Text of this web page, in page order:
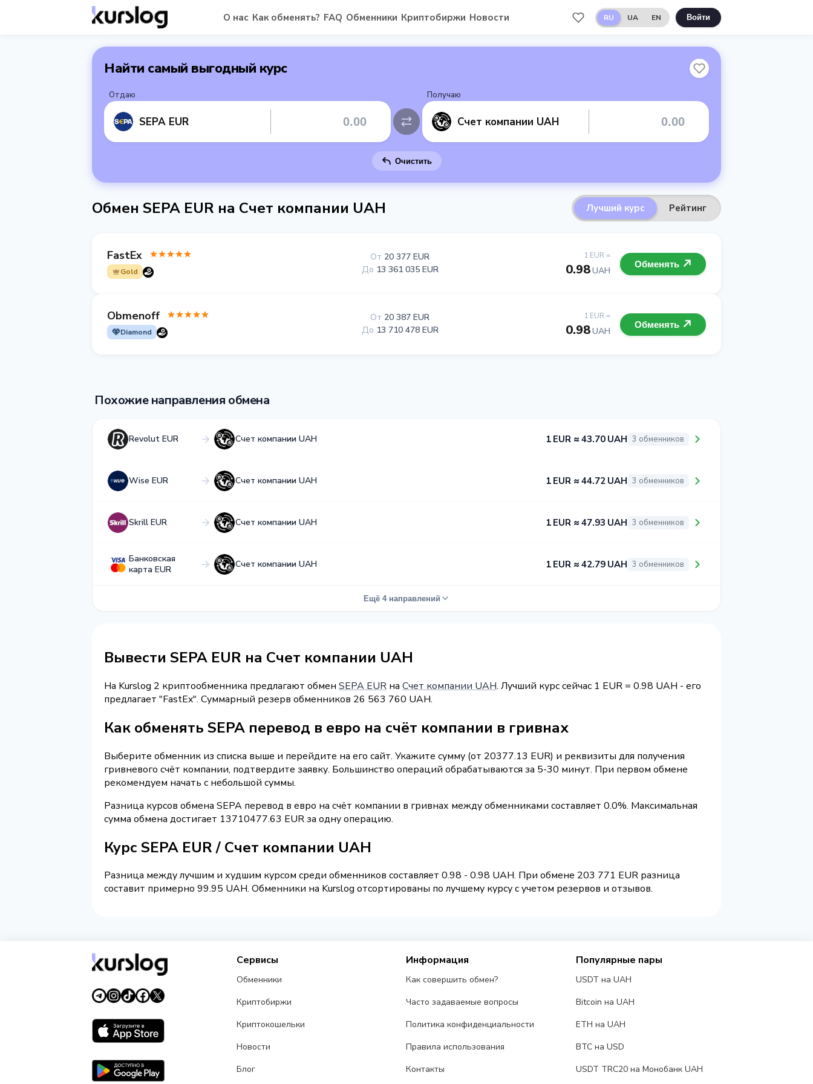
О нас Как обменять? FAQ Обменники Криптобиржи Новости RU UA EN Войти
Найти самый выгодный курс
Отдаю
SEPA EUR
Получаю
Счет компании UAH
Очистить
Обмен SEPA EUR на Счет компании UAH Лучший курс Рейтинг
FastEx
Gold
1 EUR =
0.98UAH
От 20 377 EUR
До 13 361 035 EUR Обменять
Obmenoff
Diamond
1 EUR =
0.98UAH
От 20 387 EUR
До 13 710 478 EUR Обменять
Похожие направления обмена
Revolut EUR Счет компании UAH 1 EUR ≈ 43.70 UAH 3 обменников
Wise EUR Счет компании UAH 1 EUR ≈ 44.72 UAH 3 обменников
Skrill EUR Счет компании UAH 1 EUR ≈ 47.93 UAH 3 обменников
Банковская
карта EUR
Счет компании UAH 1 EUR ≈ 42.79 UAH 3 обменников
Ещё 4 направлений
Вывести SEPA EUR на Счет компании UAH
На Kurslog 2 криптообменника предлагают обмен SEPA EUR на Счет компании UAH. Лучший курс сейчас 1 EUR = 0.98 UAH - его
предлагает "FastEx". Суммарный резерв обменников 26 563 760 UAH.
Как обменять SEPA перевод в евро на счёт компании в гривнах
Выберите обменник из списка выше и перейдите на его сайт. Укажите сумму (от 20377.13 EUR) и реквизиты для получения
гривневого счёт компании, подтвердите заявку. Большинство операций обрабатываются за 5-30 минут. При первом обмене
рекомендуем начать с небольшой суммы.
Разница курсов обмена SEPA перевод в евро на счёт компании в гривнах между обменниками составляет 0.0%. Максимальная
сумма обмена достигает 13710477.63 EUR за одну операцию.
Курс SEPA EUR / Счет компании UAH
Разница между лучшим и худшим курсом среди обменников составляет 0.98 - 0.98 UAH. При обмене 203 771 EUR разница
составит примерно 99.95 UAH. Обменники на Kurslog отсортированы по лучшему курсу с учетом резервов и отзывов.
Сервисы
Обменники
Криптобиржи
Криптокошельки
Новости
Блог
Информация
Как совершить обмен?
Часто задаваемые вопросы
Политика конфиденциальности
Правила использования
Контакты
Популярные пары
USDT на UAH
Bitcoin на UAH
ETH на UAH
BTC на USD
USDT TRC20 на Монобанк UAH